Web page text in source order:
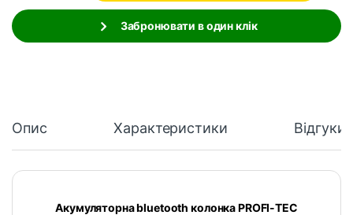
Забронювати в один клік
Опис Характеристики Відгуки
Акумуляторна bluetooth колонка PROFI-TEC